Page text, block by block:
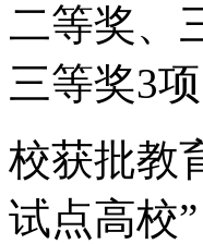
二等奖、
三等奖3
校获批教
试点高校